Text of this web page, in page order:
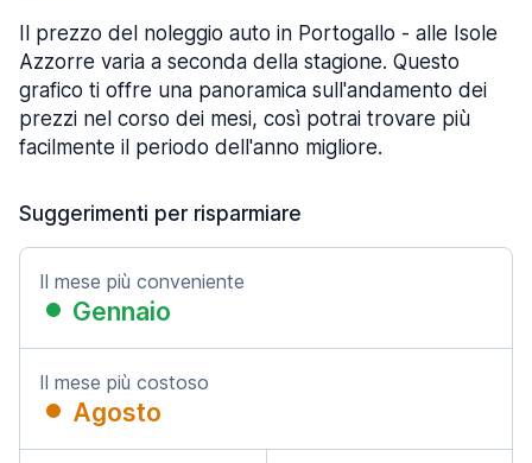
Il prezzo del noleggio auto in Portogallo - alle Isole
Azzorre varia a seconda della stagione. Questo
grafico ti offre una panoramica sull'andamento dei
prezzi nel corso dei mesi, così potrai trovare più
facilmente il periodo dell'anno migliore.
Suggerimenti per risparmiare
Il mese più conveniente
Gennaio
Il mese più costoso
Agosto